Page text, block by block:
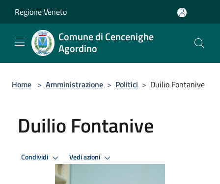
Regione Veneto
Comune di Cencenighe
Agordino
Home > Amministrazione > Politici > Duilio Fontanive
Duilio Fontanive
Condividi Vedi azioni